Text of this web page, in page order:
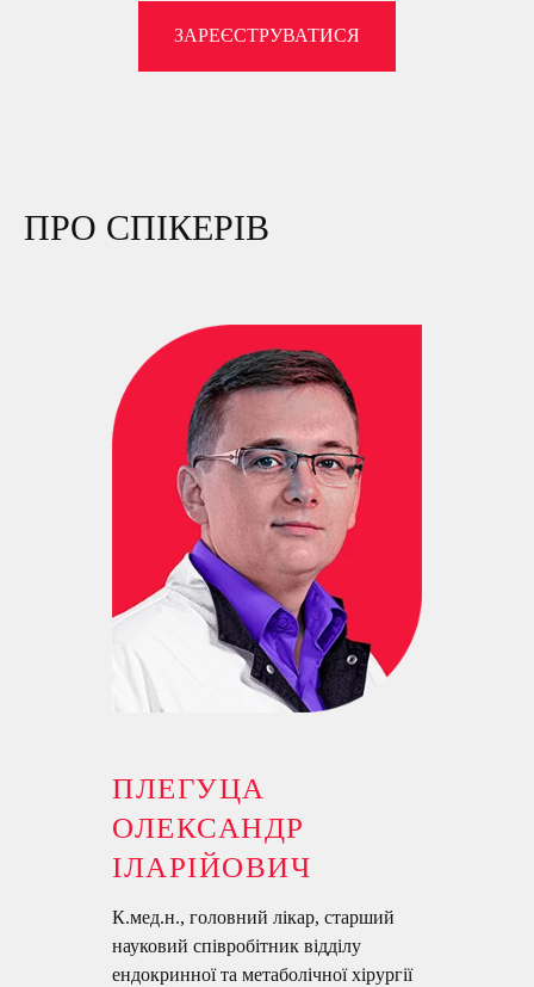
ЗАРЕЄСТРУВАТИСЯ
ПРО СПІКЕРІВ
ПЛЕГУЦА
ОЛЕКСАНДР
ІЛАРІЙОВИЧ
К.мед.н., головний лікар, старший
науковий співробітник відділу
ендокринної та метаболічної хірургії